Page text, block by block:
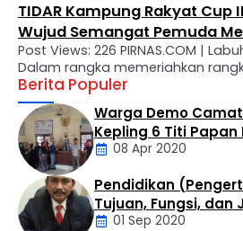
TIDAR Kampung Rakyat Cup
Wujud Semangat Pemuda
81 Desa Perkebunan Teluk
Post Views: 226 PIRNAS.COM |
Dalam rangka memeriahkan
Tahun (HUT) ke-81 Republik
Rakyat kembali menggelar TIDAR
III – Trophy Edi Romansyah ke-5,
antar dusun yang akan
Perkebunan Teluk Panji,
Kabupaten Labuhanbatu Selatan.
Berita Populer
Daerah
Warga Demo
Kepling 6 Titi Papan
Tak Perduli Sama
08 Apr 2020
Pendidikan
Tujuan, Fungsi, dan
01 Sep 2020